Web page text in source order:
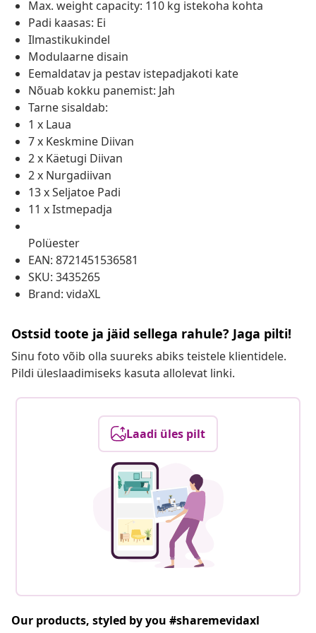
Max. weight capacity: 110 kg istekoha kohta
Padi kaasas: Ei
Ilmastikukindel
Modulaarne disain
Eemaldatav ja pestav istepadjakoti kate
Nõuab kokku panemist: Jah
Tarne sisaldab:
1 x Laua
7 x Keskmine Diivan
2 x Käetugi Diivan
2 x Nurgadiivan
13 x Seljatoe Padi
11 x Istmepadja
Polüester
EAN: 8721451536581
SKU: 3435265
Brand: vidaXL
Ostsid toote ja jäid sellega rahule? Jaga pilti!
Sinu foto võib olla suureks abiks teistele klientidele.
Pildi üleslaadimiseks kasuta allolevat linki.
Laadi üles pilt
Our products, styled by you #sharemevidaxl